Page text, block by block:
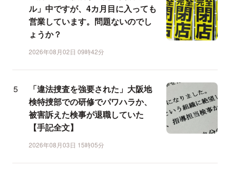
ル」中ですが、4カ月目に入っても
営業しています。問題ないのでし
ょうか？
2026年08月02日 09時42分
「違法捜査を強要された」大阪地
検特捜部での研修でパワハラか、
被害訴えた検事が退職していた
【手記全文】
2026年08月03日 15時05分